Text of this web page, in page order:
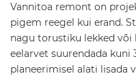
a
a
m
k
a
Vannitoa remont on
pigem reegel kui erand.
nagu torustiku lekked või
eelarvet suurendada kuni
planeerimisel alati lisada